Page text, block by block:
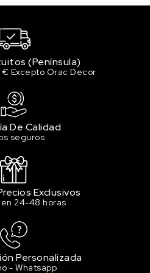
/ AZUL DE PRUSIA
BLUE /
/ AZUL
(Península)
Excepto Orac Decor
De Calidad
seguros
Exclusivos
24-48 horas
Personalizada
- Whatsapp